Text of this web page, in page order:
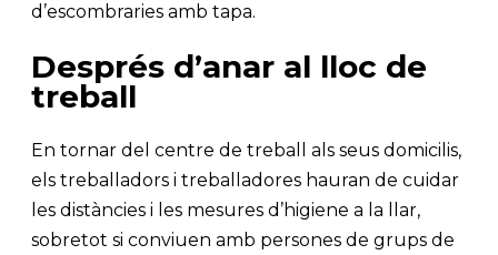
d’escombraries amb tapa.
Després d’anar al lloc de
treball
En tornar del centre de treball als seus domicilis,
els treballadors i treballadores hauran de cuidar
les distàncies i les mesures d’higiene a la llar,
sobretot si conviuen amb persones de grups de